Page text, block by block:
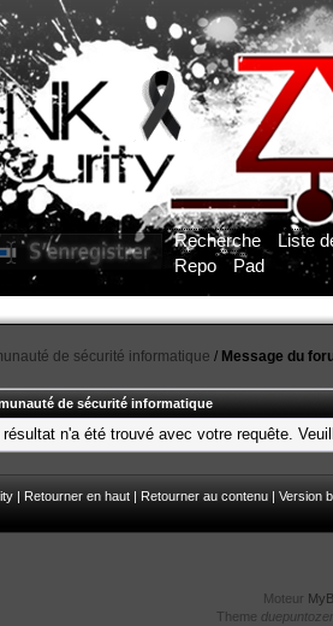
Recherche
Liste
Repo
Pad
de sécurité informatique / Message du
de sécurité informatique
n'a été trouvé avec votre requête.
| Retourner en haut | Retourner au contenu | Version
Moteur
Theme